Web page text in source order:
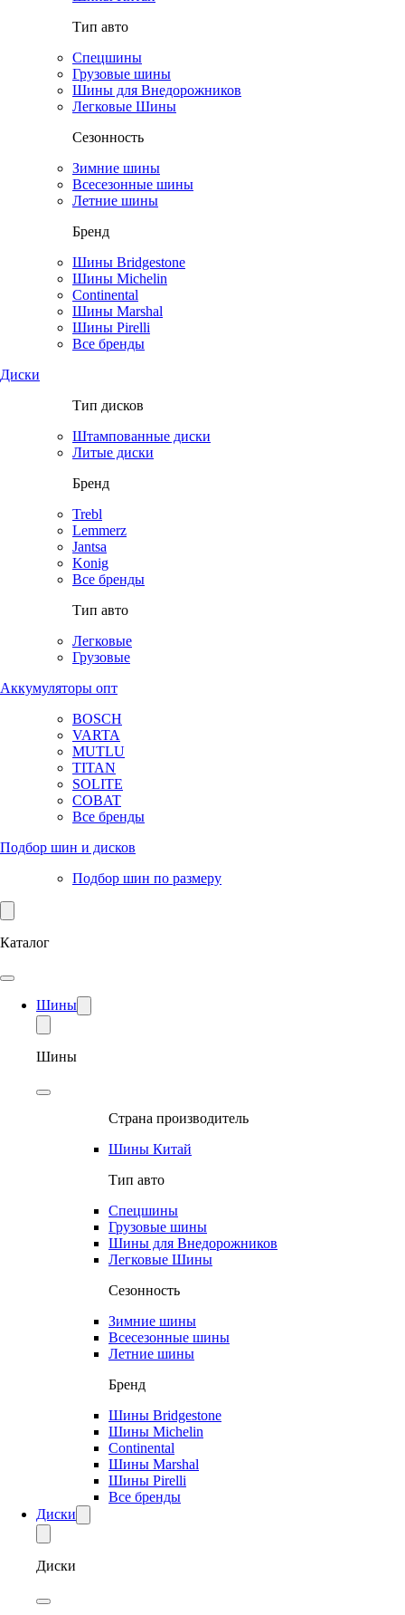
Тип авто
Спецшины
Грузовые шины
Шины для Внедорожников
Легковые Шины
Сезонность
Зимние шины
Всесезонные шины
Летние шины
Бренд
Шины Bridgestone
Шины Michelin
Continental
Шины Marshal
Шины Pirelli
Все бренды
Диски
Тип дисков
Штампованные диски
Литые диски
Бренд
Trebl
Lemmerz
Jantsa
Konig
Все бренды
Тип авто
Легковые
Грузовые
Аккумуляторы опт
BOSCH
VARTA
MUTLU
TITAN
SOLITE
COBAT
Все бренды
Подбор шин и дисков
Подбор шин по размеру
Каталог
Шины
Шины
Страна производитель
Шины Китай
Тип авто
Спецшины
Грузовые шины
Шины для Внедорожников
Легковые Шины
Сезонность
Зимние шины
Всесезонные шины
Летние шины
Бренд
Шины Bridgestone
Шины Michelin
Continental
Шины Marshal
Шины Pirelli
Все бренды
Диски
Диски